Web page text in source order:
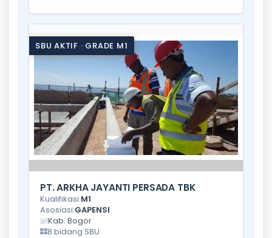
SBU AKTIF · GRADE M1
PT. ARKHA JAYANTI PERSADA TBK
Kualifikasi:M1
Asosiasi:GAPENSI
Kab. Bogor
8 bidang SBU